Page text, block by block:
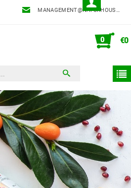
MANAGEMENT@NATURHOUSE.SK
0 €0